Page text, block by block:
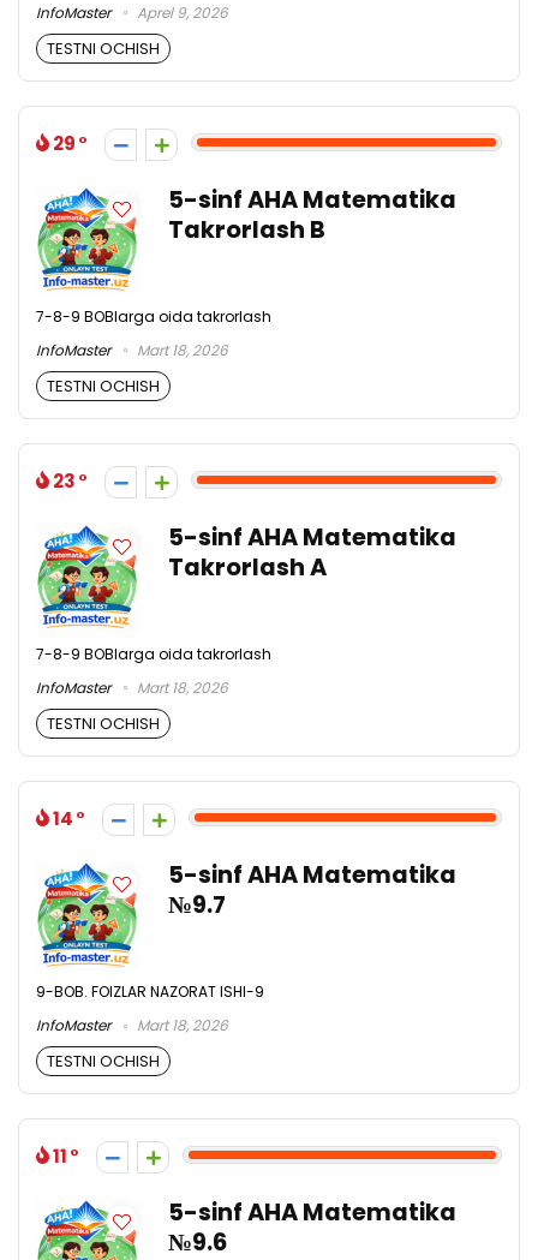
InfoMaster
Aprel 9, 2026
TESTNI OCHISH
29
5-sinf AHA Matematika
Takrorlash B
7-8-9 BOBlarga oida takrorlash
InfoMaster
Mart 18, 2026
TESTNI OCHISH
23
5-sinf AHA Matematika
Takrorlash A
7-8-9 BOBlarga oida takrorlash
InfoMaster
Mart 18, 2026
TESTNI OCHISH
14
5-sinf AHA Matematika
№9.7
9-BOB. FOIZLAR NAZORAT ISHI-9
InfoMaster
Mart 18, 2026
TESTNI OCHISH
11
5-sinf AHA Matematika
№9.6